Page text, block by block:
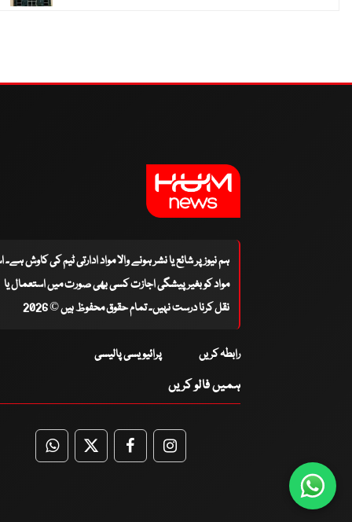
ہم نیوز پر شائع یا نشر ہونے والا مواد ادارتی ٹیم کی کاوش
مواد کو بغیر پیشگی اجازت کسی بھی صورت میں استعمال یا
نقل کرنا درست نہیں۔ تمام حقوق محفوظ ہیں © 2026
رابطہ کریں پرائیویسی پالیسی
ہمیں فالو کریں
WhatsApp
TwitterFacebookFacebook